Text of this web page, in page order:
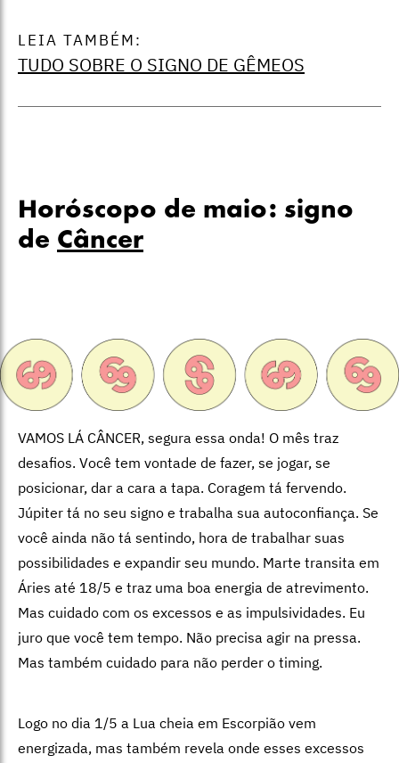
LEIA TAMBÉM:
TUDO SOBRE O SIGNO DE GÊMEOS
Horóscopo de maio: signo
de Câncer
VAMOS LÁ CÂNCER, segura essa onda! O mês traz
desafios. Você tem vontade de fazer, se jogar, se
posicionar, dar a cara a tapa. Coragem tá fervendo.
Júpiter tá no seu signo e trabalha sua autoconfiança. Se
você ainda não tá sentindo, hora de trabalhar suas
possibilidades e expandir seu mundo. Marte transita em
Áries até 18/5 e traz uma boa energia de atrevimento.
Mas cuidado com os excessos e as impulsividades. Eu
juro que você tem tempo. Não precisa agir na pressa.
Mas também cuidado para não perder o timing.
Logo no dia 1/5 a Lua cheia em Escorpião vem
energizada, mas também revela onde esses excessos